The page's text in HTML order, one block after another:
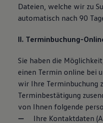
Dateien, welche wir zu
automatisch nach 90
II. Terminbuchung-
Sie haben die
einen Termin online bei
wir Ihre Terminbuchung
Terminbestätigung
von Ihnen folgende
Ihre Kontaktdaten